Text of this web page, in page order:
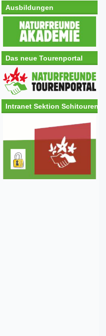
Ausbildungen
Das neue Tourenportal
Intranet Sektion Schitouren